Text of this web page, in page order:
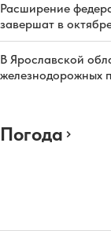
Расширение
завершат в
В Ярославской
железнодорожных
Погода